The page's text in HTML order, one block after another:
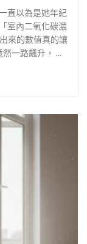
直以為是她年紀
室內二氧化碳濃
來的數值真的讓
一路飆升， ...